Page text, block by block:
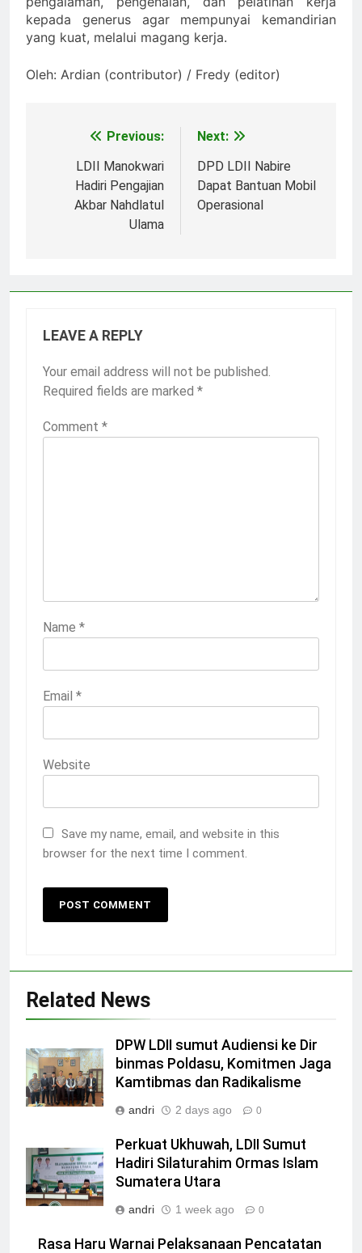
kepada generus agar mempunyai kemandirian
yang kuat, melalui magang kerja.
Oleh: Ardian (contributor) / Fredy (editor)
navigation
Previous:
LDII Manokwari
Hadiri Pengajian
Akbar Nahdlatul
Ulama
Next:
DPD LDII Nabire
Dapat Bantuan Mobil
Operasional
LEAVE A REPLY
Your email address will not be published.
Required fields are marked *
Comment *
Name *
Email *
Website
Save my name, email, and website in this
browser for the next time I comment.
Related News
DPW LDII sumut Audiensi ke Dir
binmas Poldasu, Komitmen Jaga
Kamtibmas dan Radikalisme
andri 2 days ago 0
Perkuat Ukhuwah, LDII Sumut
Hadiri Silaturahim Ormas Islam
Sumatera Utara
andri 1 week ago 0
Rasa Haru Warnai Pelaksanaan Pencatatan